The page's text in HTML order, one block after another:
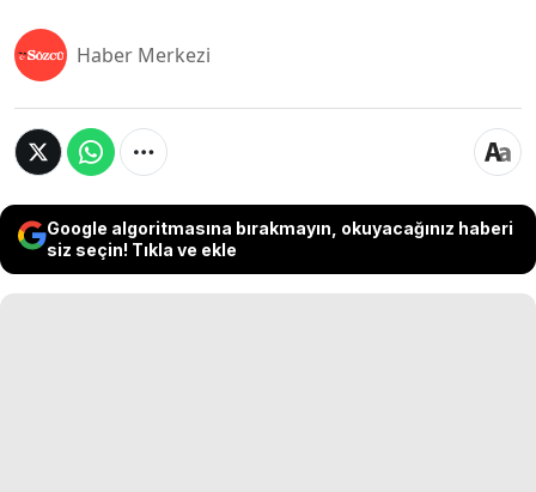
Haber Merkezi
Google algoritmasına bırakmayın, okuyacağınız haberi
siz seçin! Tıkla ve ekle